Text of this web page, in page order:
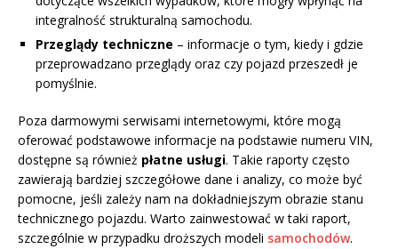
integralność strukturalną samochodu.
Przeglądy techniczne – informacje o tym, kiedy i gdzie
przeprowadzano przeglądy oraz czy pojazd przeszedł je
pomyślnie.
Poza darmowymi serwisami internetowymi, które mogą
oferować podstawowe informacje na podstawie numeru VIN,
dostępne są również płatne usługi. Takie raporty często
zawierają bardziej szczegółowe dane i analizy, co może być
pomocne, jeśli zależy nam na dokładniejszym obrazie stanu
technicznego pojazdu. Warto zainwestować w taki raport,
szczególnie w przypadku droższych modeli samochodów.